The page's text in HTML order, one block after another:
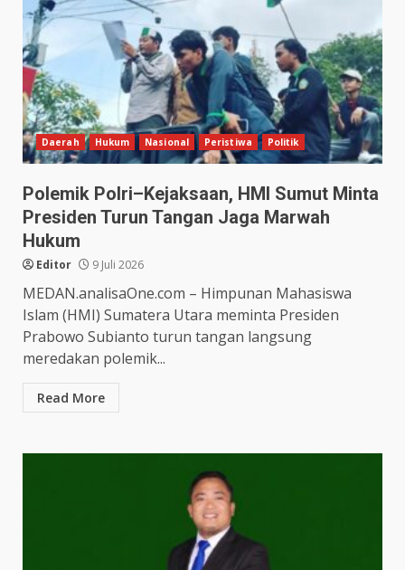
Daerah Hukum Nasional Peristiwa Politik
Polemik Polri–Kejaksaan, HMI Sumut Minta
Presiden Turun Tangan Jaga Marwah
Hukum
Editor 9 Juli 2026
MEDAN.analisaOne.com – Himpunan Mahasiswa
Islam (HMI) Sumatera Utara meminta Presiden
Prabowo Subianto turun tangan langsung
meredakan polemik...
Read More